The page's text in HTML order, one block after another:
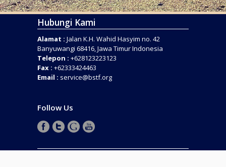
Hubungi Kami
Alamat : Jalan K.H. Wahid Hasyim no. 42
Banyuwangi 68416, Jawa Timur Indonesia
Telepon : +628123223123
Fax : +62333424463
Email : service@bstf.org
Follow Us